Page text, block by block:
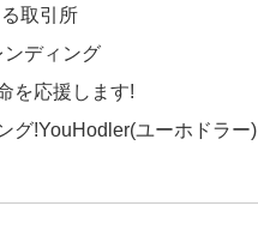
取引所
ディング
を応援します!
グ!YouHodler(ユーホドラー